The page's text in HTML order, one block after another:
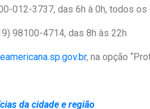
012-3737, das 6h à 0h, todos os
98100-4714, das 8h às 22h
, na opção
da cidade e região